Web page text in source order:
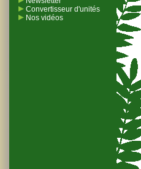
Convertisseur d'unités
Nos vidéos